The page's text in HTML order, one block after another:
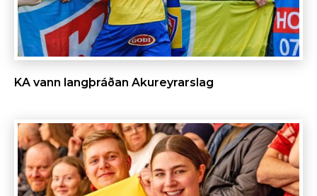
KA vann langþráðan Akureyrarslag